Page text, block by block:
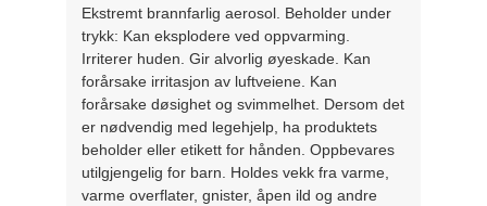
Ekstremt brannfarlig aerosol. Beholder under
trykk: Kan eksplodere ved oppvarming.
Irriterer huden. Gir alvorlig øyeskade. Kan
forårsake irritasjon av luftveiene. Kan
forårsake døsighet og svimmelhet. Dersom det
er nødvendig med legehjelp, ha produktets
beholder eller etikett for hånden. Oppbevares
utilgjengelig for barn. Holdes vekk fra varme,
varme overflater, gnister, åpen ild og andre